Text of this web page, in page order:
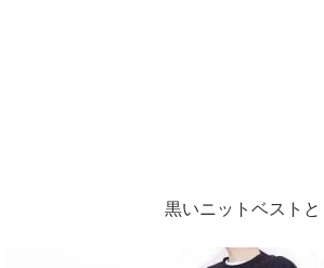
黒いニットベストと